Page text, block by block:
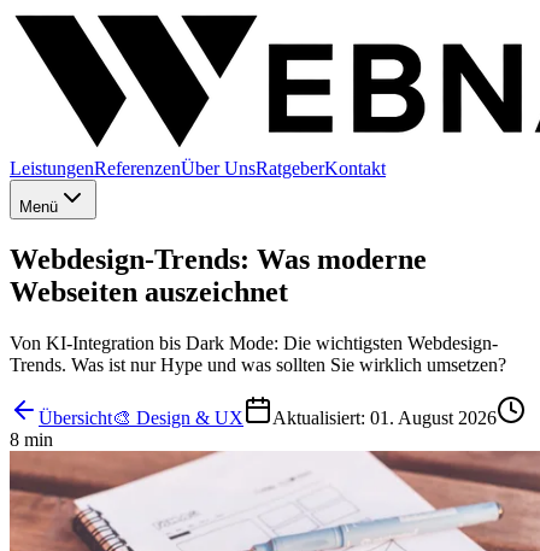
LeistungenReferenzenÜber UnsRatgeberKontakt
Menü
Webdesign-Trends: Was moderne
Webseiten auszeichnet
Von KI-Integration bis Dark Mode: Die wichtigsten Webdesign-
Trends. Was ist nur Hype und was sollten Sie wirklich umsetzen?
Übersicht🎨 Design & UX
Aktualisiert: 01. August 2026
8 min